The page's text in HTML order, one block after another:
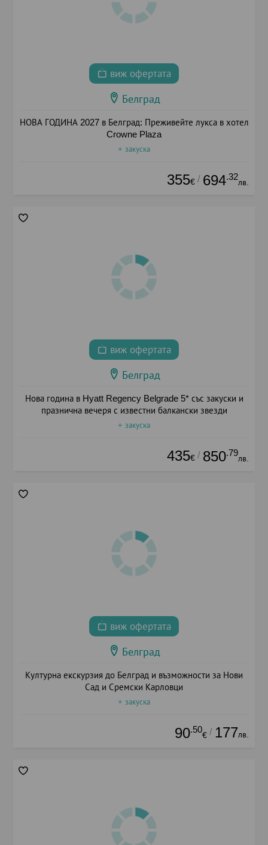
виж офертата
Белград
НОВА ГОДИНА 2027 в Белград: Преживейте лукса в хотел
Crowne Plaza
+ закуска
355€ / 694.32
лв.
виж офертата
Белград
Нова година в Hyatt Regency Belgrade 5* със закуски и
празнична вечеря с известни балкански звезди
+ закуска
435€ / 850.79
лв.
виж офертата
Белград
Културна екскурзия до Белград и възможности за Нови
Сад и Сремски Карловци
+ закуска
90.50
€ / 177лв.